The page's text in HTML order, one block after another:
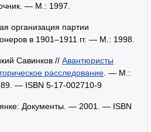
— М.: 1997.
организация партии
в 1901–1911 гг. — М.: 1998.
Савинков // Авантюристы
расследование . — М.:
— ISBN 5-17-002710-9
Документы. — 2001. — ISBN